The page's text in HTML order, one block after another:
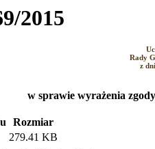
2015
Rady
z
w sprawie wyrażenia
Rozmiar
279.41 KB